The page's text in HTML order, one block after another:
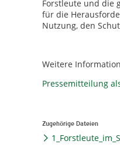
Forstleute und die
für die
Nutzung, den
Weitere
Pressemitteilung
Zugehörige Dateien